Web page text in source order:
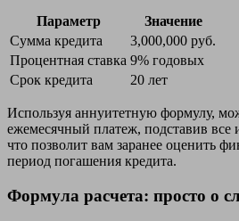
Параметр
Значение
Сумма кредита
3,000,000 руб.
Процентная ставка 9% годовых
Срок кредита
20 лет
Используя аннуитетную формулу,
ежемесячный платеж, подставив все
что позволит вам заранее оценить
период погашения кредита.
Формула расчета: просто о